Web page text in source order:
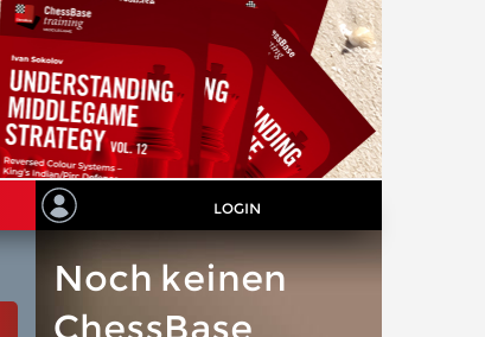
LOGIN
Noch keinen
ChessBase